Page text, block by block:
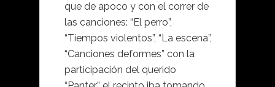
que de apoco y con el correr de
las canciones: “El perro”,
“Tiempos violentos”, “La escena”,
“Canciones deformes” con la
participación del querido